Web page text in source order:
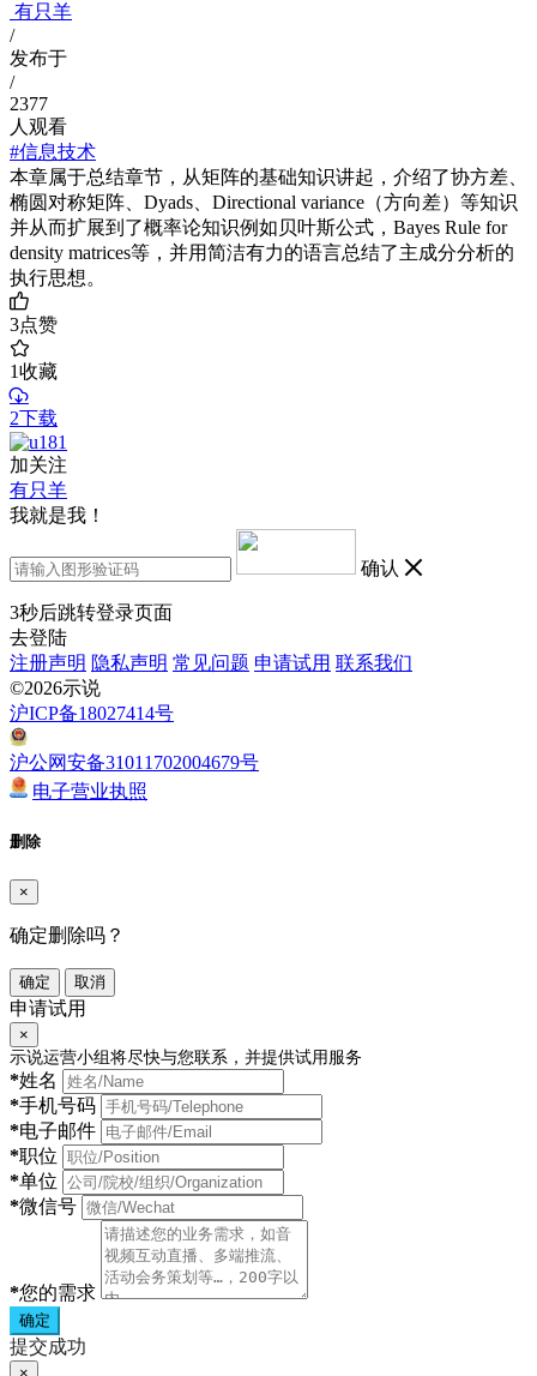
有只羊
/
发布于
/
2377
人观看
#信息技术
本章属于总结章节，从矩阵的基础知识讲起，介绍了协方差、
椭圆对称矩阵、Dyads、Directional variance（方向差）等知识
并从而扩展到了概率论知识例如贝叶斯公式，Bayes Rule for
density matrices等，并用简洁有力的语言总结了主成分分析的
执行思想。
3点赞
1收藏
2下载
加关注
有只羊
我就是我！
确认
3秒后跳转登录页面
去登陆
注册声明 隐私声明 常见问题 申请试用 联系我们
©2026示说
沪ICP备18027414号
沪公网安备31011702004679号
电子营业执照
删除
×
确定删除吗？
确定 取消
申请试用
×
示说运营小组将尽快与您联系，并提供试用服务
*姓名
*手机号码
*电子邮件
*职位
*单位
*微信号
*您的需求
确定
提交成功